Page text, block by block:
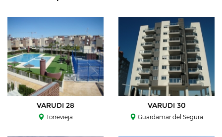
VARUDI 28
Torrevieja
VARUDI 30
Guardamar del Segura